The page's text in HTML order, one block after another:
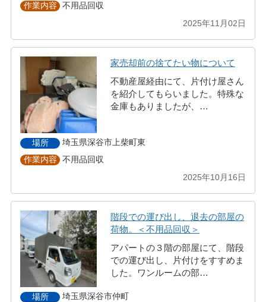
作業内容 不用品回収
2025年11月02日
家売却前の捨てたい物について
不動産屋経由にて、片付け屋さん
を紹介してもらいました。特殊な
金庫もありましたが、…
場所
埼玉県深谷市上柴町東
作業内容
不用品回収
2025年10月16日
階段での運び出し、退去の部屋の
荷物。＜不用品回収＞
アパートの３階の部屋にて、階段
での運び出し、片付けをすすめま
した。ワンルームの部…
場所
埼玉県深谷市仲町